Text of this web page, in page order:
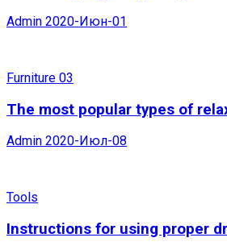
Admin 2020-Июн-01
Furniture 03
The most popular types of
Admin 2020-Июл-08
Tools
Instructions for using proper